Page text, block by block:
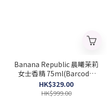
Banana Republic 晨曦茉莉
女士香精 75ml(Barcode:
840797161559)
HK$329.00
HK$999.00